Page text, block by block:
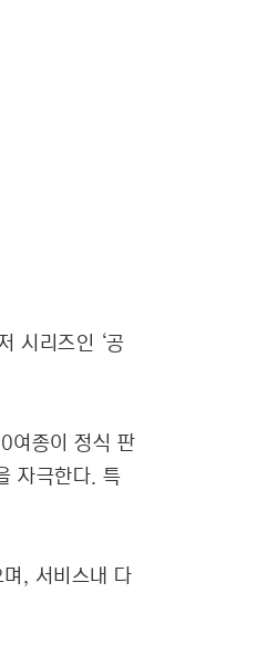
시리즈인 ‘공
여종이 정식 판
자극한다. 특
, 서비스내 다